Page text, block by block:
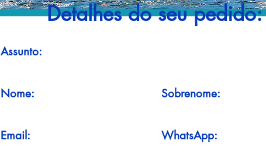
Detalhes do seu pedido:
Assunto:
Nome: Sobrenome:
Email: WhatsApp: